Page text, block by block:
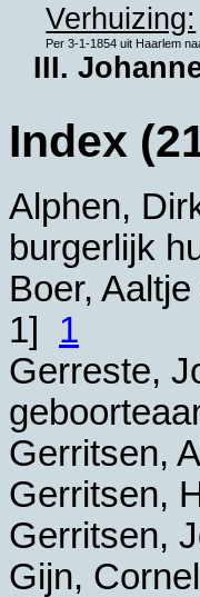
Verhuizing:
Per 3-1-1854 uit Haarlem
III.
Index
Alphen,
burgerlijk
Boer,
1] 1
Gerreste,
Gerritsen,
Gerritsen,
Gerritsen,
Gijn,